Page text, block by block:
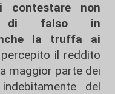
contestare non
di falso in
la truffa ai
il reddito
maggior parte dei
del